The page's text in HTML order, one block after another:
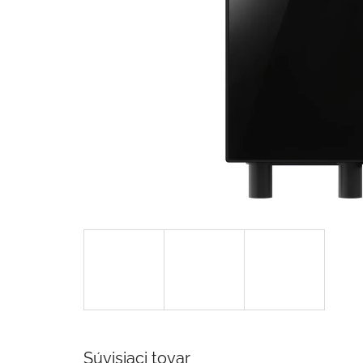
Súvisiaci tovar